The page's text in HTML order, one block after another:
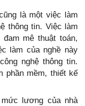
là một việc làm
thông tin. Việc làm
mê thuật toán,
làm của nghề này
nghệ thông tin.
phần mềm, thiết kế
lương của nhà